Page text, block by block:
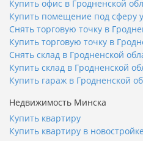
Купить офис в Гродненской
Купить помещение под сферу
Снять торговую точку в
Купить торговую точку в
Снять склад в Гродненской
Купить склад в Гродненской
Купить гараж в Гродненской
Недвижимость Минска
Купить квартиру
Купить квартиру в новостройке